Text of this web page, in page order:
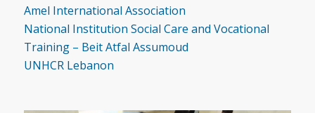
Amel International Association
National Institution Social Care and Vocational
Training – Beit Atfal Assumoud
UNHCR Lebanon